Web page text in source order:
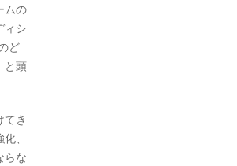
ムの
ィシ
ど
と頭
き
、
らな